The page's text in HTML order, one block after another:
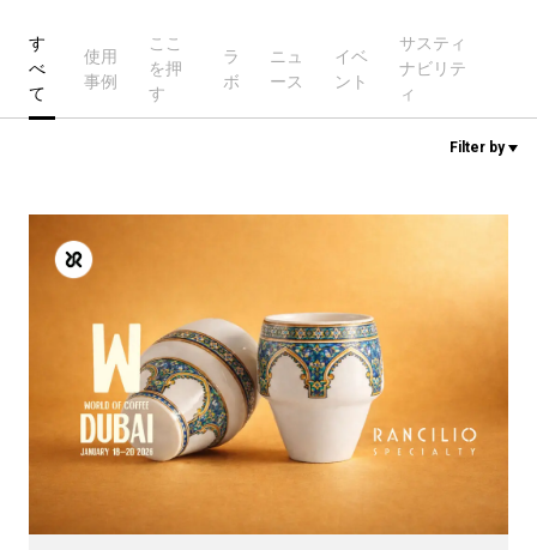
す
べ
て
使用
事例
ここ
を押
す
ラ
ボ
ニュ
ース
イベ
ント
サスティ
ナビリテ
ィ
Filter by
サスティナビリティ
お問い合わせ
プライバシーポリシー